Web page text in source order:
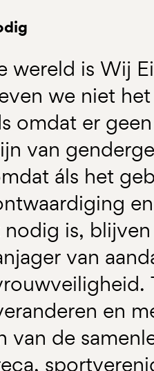
wereld is Wij
we niet
omdat er
van
áls het
is,
van
en
van de